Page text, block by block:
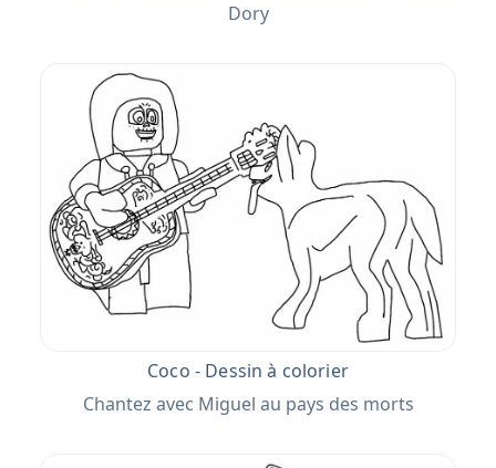
Dory
Coco - Dessin à colorier
Chantez avec Miguel au pays des morts